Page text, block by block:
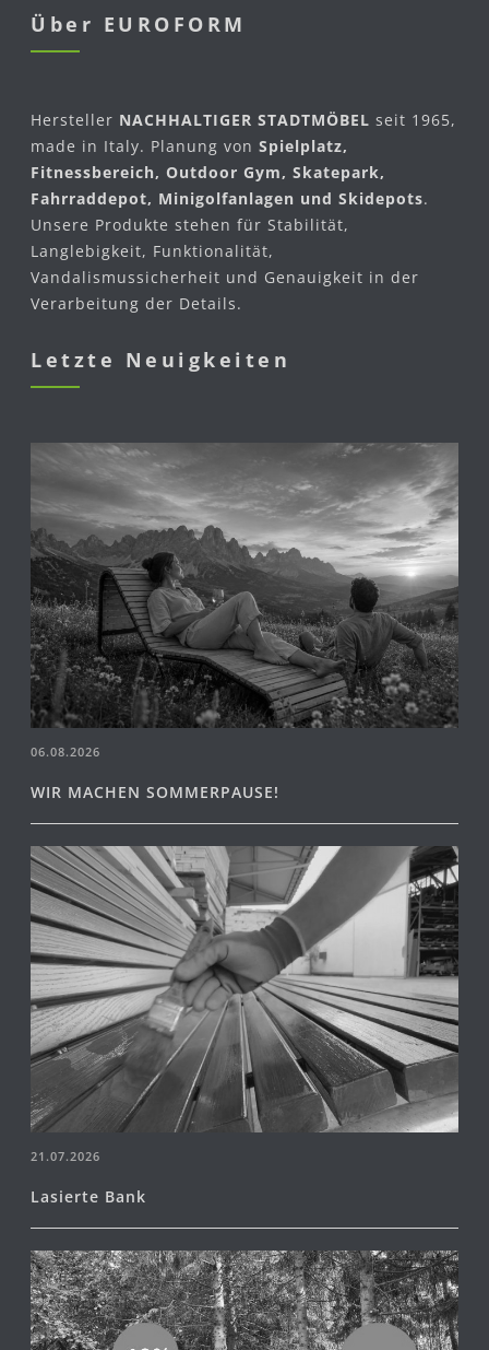
Über EUROFORM
Hersteller NACHHALTIGER STADTMÖBEL seit 1965,
made in Italy. Planung von Spielplatz,
Fitnessbereich, Outdoor Gym, Skatepark,
Fahrraddepot, Minigolfanlagen und Skidepots.
Unsere Produkte stehen für Stabilität,
Langlebigkeit, Funktionalität,
Vandalismussicherheit und Genauigkeit in der
Verarbeitung der Details.
Letzte Neuigkeiten
06.08.2026
WIR MACHEN SOMMERPAUSE!
21.07.2026
Lasierte Bank